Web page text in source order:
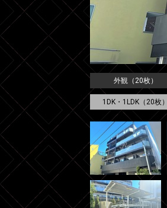
外観（20枚）
1DK・1LDK（20枚）